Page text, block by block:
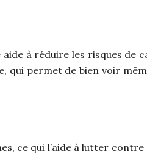
à réduire les risques de
qui permet de bien voir
ce qui l’aide à lutter